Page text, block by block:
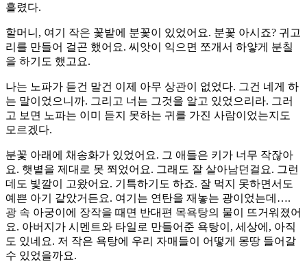
흘렸다.
할머니, 여기 작은 꽃밭에 분꽃이 있었어요. 분꽃 아시죠? 귀고
리를 만들어 걸곤 했어요. 씨앗이 익으면 쪼개서 하얗게 분칠
을 하기도 했고요.
나는 노파가 듣건 말건 이제 아무 상관이 없었다. 그건 네게 하
는 말이었으니까. 그리고 너는 그것을 알고 있었으리라. 그러
고 보면 노파는 이미 듣지 못하는 귀를 가진 사람이었는지도
모르겠다.
분꽃 아래에 채송화가 있었어요. 그 애들은 키가 너무 작잖아
요. 햇볕을 제대로 못 쬐었어요. 그래도 잘 살아남던걸요. 그런
데도 빛깔이 고왔어요. 기특하기도 하죠. 잘 먹지 못하면서도
예쁜 아기 같았거든요. 여기는 연탄을 재놓는 광이었는데….
광 속 아궁이에 장작을 때면 반대편 목욕탕의 물이 뜨거워졌어
요. 아버지가 시멘트와 타일로 만들어준 욕탕이, 세상에, 아직
도 있네요. 저 작은 욕탕에 우리 자매들이 어떻게 몽땅 들어갈
수 있었을까요.